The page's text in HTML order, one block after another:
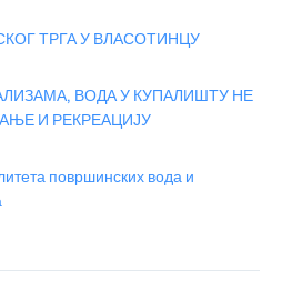
ТРГА У ВЛАСОТИНЦУ
ВОДА У КУПАЛИШТУ НЕ
И РЕКРЕАЦИЈУ
површинских вода и